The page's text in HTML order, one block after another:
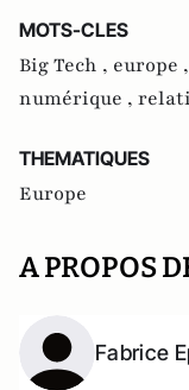
MOTS-CLES
Big Tech , europe ,
numérique ,
THEMATIQUES
Europe
A PROPOS
Fabrice